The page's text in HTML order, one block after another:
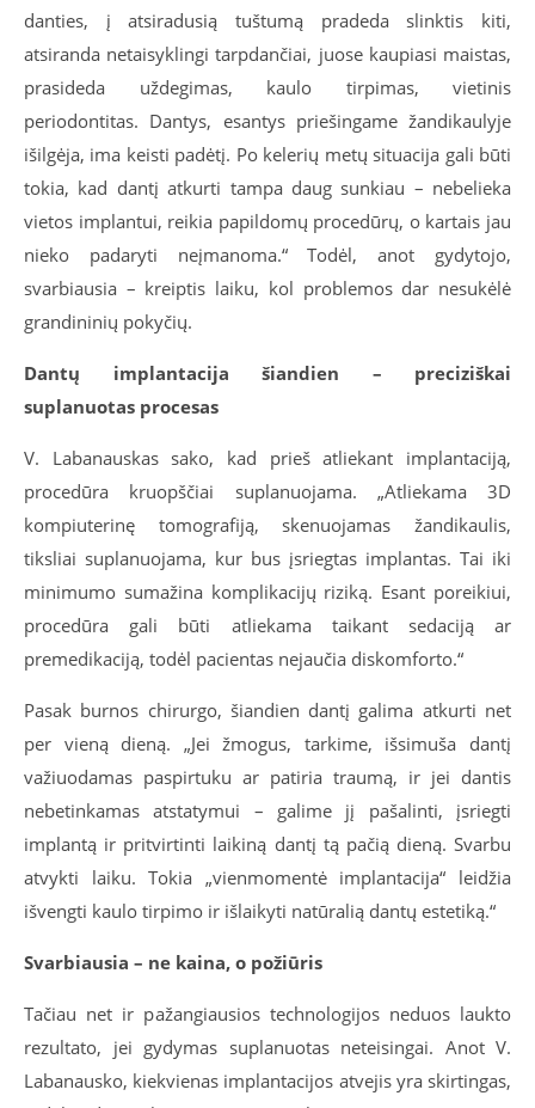
danties, į atsiradusią tuštumą pradeda slinktis kiti,
atsiranda netaisyklingi tarpdančiai, juose kaupiasi maistas,
prasideda uždegimas, kaulo tirpimas, vietinis
periodontitas. Dantys, esantys priešingame žandikaulyje
išilgėja, ima keisti padėtį. Po kelerių metų situacija gali būti
tokia, kad dantį atkurti tampa daug sunkiau – nebelieka
vietos implantui, reikia papildomų procedūrų, o kartais jau
nieko padaryti neįmanoma.“ Todėl, anot gydytojo,
svarbiausia – kreiptis laiku, kol problemos dar nesukėlė
grandininių pokyčių.
Dantų implantacija šiandien – preciziškai
suplanuotas procesas
V. Labanauskas sako, kad prieš atliekant implantaciją,
procedūra kruopščiai suplanuojama. „Atliekama 3D
kompiuterinę tomografiją, skenuojamas žandikaulis,
tiksliai suplanuojama, kur bus įsriegtas implantas. Tai iki
minimumo sumažina komplikacijų riziką. Esant poreikiui,
procedūra gali būti atliekama taikant sedaciją ar
premedikaciją, todėl pacientas nejaučia diskomforto.“
Pasak burnos chirurgo, šiandien dantį galima atkurti net
per vieną dieną. „Jei žmogus, tarkime, išsimuša dantį
važiuodamas paspirtuku ar patiria traumą, ir jei dantis
nebetinkamas atstatymui – galime jį pašalinti, įsriegti
implantą ir pritvirtinti laikiną dantį tą pačią dieną. Svarbu
atvykti laiku. Tokia „vienmomentė implantacija“ leidžia
išvengti kaulo tirpimo ir išlaikyti natūralią dantų estetiką.“
Svarbiausia – ne kaina, o požiūris
Tačiau net ir pažangiausios technologijos neduos laukto
rezultato, jei gydymas suplanuotas neteisingai. Anot V.
Labanausko, kiekvienas implantacijos atvejis yra skirtingas,